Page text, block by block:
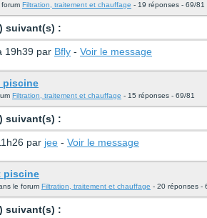
Filtration, traitement et chauffage - 19 réponses - 69/81
suivant(s) :
19h39 par Bfly - Voir le message
piscine
Filtration, traitement et chauffage - 15 réponses - 69/81
suivant(s) :
par jee - Voir le message
piscine
le forum Filtration, traitement et chauffage - 20 réponses -
suivant(s) :